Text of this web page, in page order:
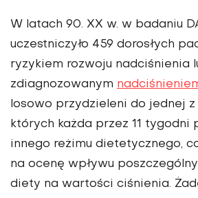
W latach 90. XX w. w badaniu
uczestniczyło 459 doro­słych
ryzykiem rozwoju nadciśnienia
zdiagnozowanym
losowo przydzie­leni do jednej z
których każda przez 11 tygodni
innego reżimu die­tetycznego,
na ocenę wpływu
diety na wartości ciśnienia.